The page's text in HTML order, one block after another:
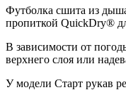
Футболка сшита из
пропиткой QuickDry®
В зависимости от
верхнего слоя или
У модели Старт рукав